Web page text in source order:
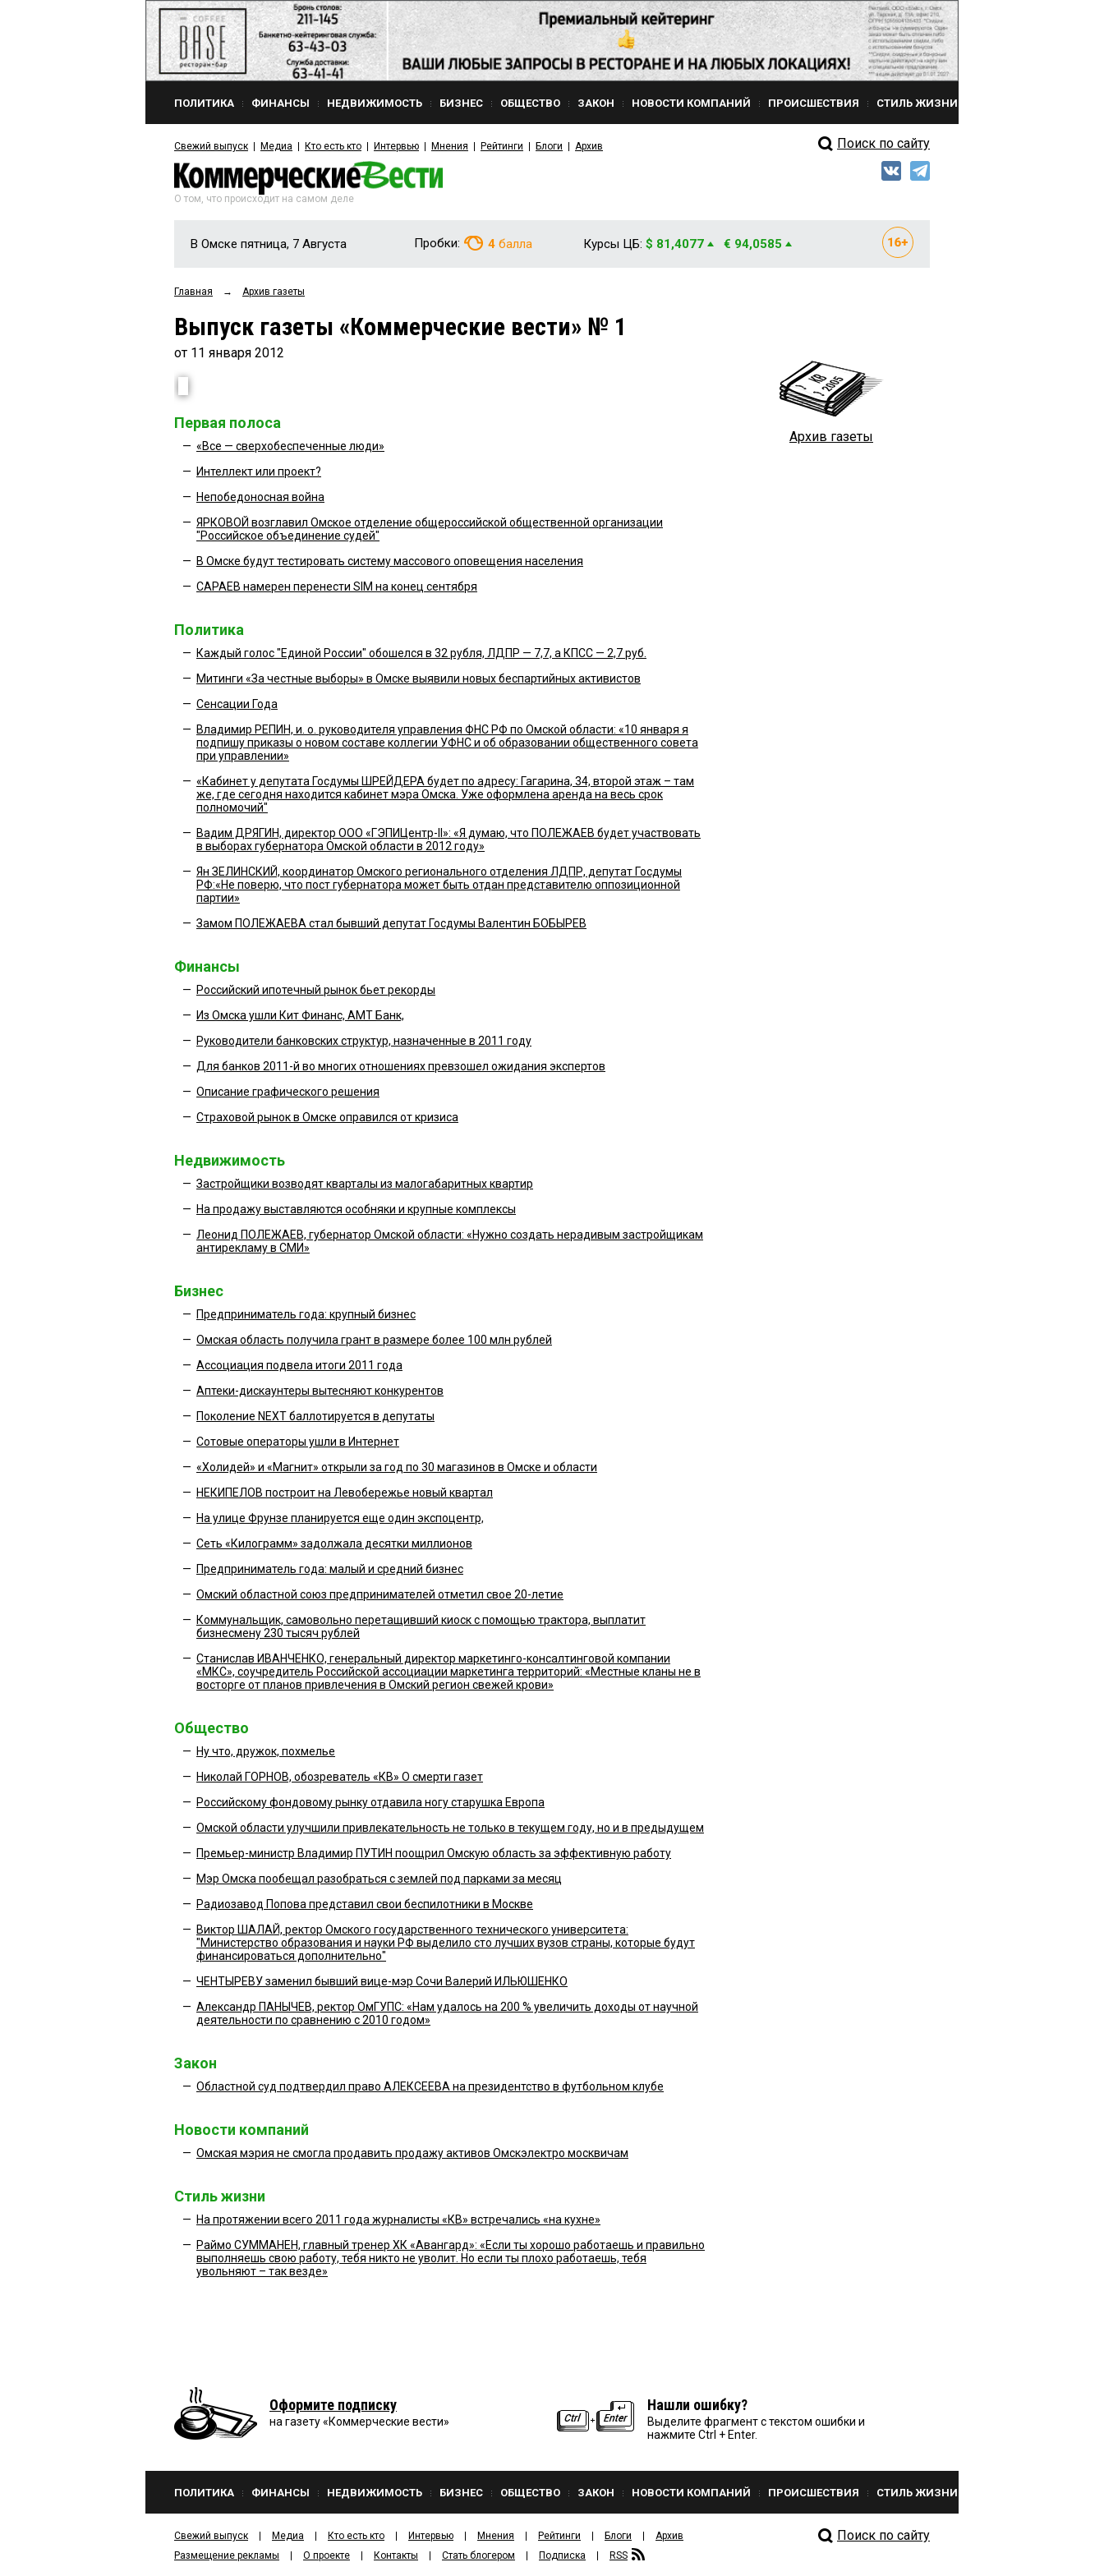
ПОЛИТИКА ФИНАНСЫ НЕДВИЖИМОСТЬ БИЗНЕС ОБЩЕСТВО ЗАКОН НОВОСТИ КОМПАНИЙ ПРОИСШЕСТВИЯ СТИЛЬ ЖИЗНИ
Свежий выпуск Медиа Кто есть кто Интервью Мнения Рейтинги Блоги Архив Поиск по сайту
О том, что происходит на самом деле
В Омске пятница, 7 Августа Пробки: 4 балла Курсы ЦБ: $ 81,4077 € 94,0585
Главная → Архив газеты
Выпуск газеты «Коммерческие вести» № 1
от 11 января 2012
Первая полоса
— «Все — сверхобеспеченные люди»
— Интеллект или проект?
— Непобедоносная война
— ЯРКОВОЙ возглавил Омское отделение общероссийской общественной организации
"Российское объединение судей"
— В Омске будут тестировать систему массового оповещения населения
— САРАЕВ намерен перенести SIM на конец сентября
Политика
— Каждый голос "Единой России" обошелся в 32 рубля, ЛДПР — 7,7, а КПСС — 2,7 руб.
— Митинги «За честные выборы» в Омске выявили новых беспартийных активистов
— Сенсации Года
— Владимир РЕПИН, и. о. руководителя управления ФНС РФ по Омской области: «10 января я
подпишу приказы о новом составе коллегии УФНС и об образовании общественного совета
при управлении»
— «Кабинет у депутата Госдумы ШРЕЙДЕРА будет по адресу: Гагарина, 34, второй этаж – там
же, где сегодня находится кабинет мэра Омска. Уже оформлена аренда на весь срок
полномочий"
— Вадим ДРЯГИН, директор ООО «ГЭПИЦентр-II»: «Я думаю, что ПОЛЕЖАЕВ будет участвовать
в выборах губернатора Омской области в 2012 году»
— Ян ЗЕЛИНСКИЙ, координатор Омского регионального отделения ЛДПР, депутат Госдумы
РФ:«Не поверю, что пост губернатора может быть отдан представителю оппозиционной
партии»
— Замом ПОЛЕЖАЕВА стал бывший депутат Госдумы Валентин БОБЫРЕВ
Финансы
— Российский ипотечный рынок бьет рекорды
— Из Омска ушли Кит Финанс, АМТ Банк,
— Руководители банковских структур, назначенные в 2011 году
— Для банков 2011-й во многих отношениях превзошел ожидания экспертов
— Описание графического решения
— Страховой рынок в Омске оправился от кризиса
Недвижимость
— Застройщики возводят кварталы из малогабаритных квартир
— На продажу выставляются особняки и крупные комплексы
— Леонид ПОЛЕЖАЕВ, губернатор Омской области: «Нужно создать нерадивым застройщикам
антирекламу в СМИ»
Бизнес
— Предприниматель года: крупный бизнес
— Омская область получила грант в размере более 100 млн рублей
— Ассоциация подвела итоги 2011 года
— Аптеки-дискаунтеры вытесняют конкурентов
— Поколение NEXT баллотируется в депутаты
— Сотовые операторы ушли в Интернет
— «Холидей» и «Магнит» открыли за год по 30 магазинов в Омске и области
— НЕКИПЕЛОВ построит на Левобережье новый квартал
— На улице Фрунзе планируется еще один экспоцентр,
— Сеть «Килограмм» задолжала десятки миллионов
— Предприниматель года: малый и средний бизнес
— Омский областной союз предпринимателей отметил свое 20-летие
— Коммунальщик, самовольно перетащивший киоск с помощью трактора, выплатит
бизнесмену 230 тысяч рублей
— Станислав ИВАНЧЕНКО, генеральный директор маркетинго-консалтинговой компании
«МКС», соучредитель Российской ассоциации маркетинга территорий: «Местные кланы не в
восторге от планов привлечения в Омский регион свежей крови»
Общество
— Ну что, дружок, похмелье
— Николай ГОРНОВ, обозреватель «КВ» О смерти газет
— Российскому фондовому рынку отдавила ногу старушка Европа
— Омской области улучшили привлекательность не только в текущем году, но и в предыдущем
— Премьер-министр Владимир ПУТИН поощрил Омскую область за эффективную работу
— Мэр Омска пообещал разобраться с землей под парками за месяц
— Радиозавод Попова представил свои беспилотники в Москве
— Виктор ШАЛАЙ, ректор Омского государственного технического университета:
"Министерство образования и науки РФ выделило сто лучших вузов страны, которые будут
финансироваться дополнительно"
— ЧЕНТЫРЕВУ заменил бывший вице-мэр Сочи Валерий ИЛЬЮШЕНКО
— Александр ПАНЫЧЕВ, ректор ОмГУПС: «Нам удалось на 200 % увеличить доходы от научной
деятельности по сравнению с 2010 годом»
Закон
— Областной суд подтвердил право АЛЕКСЕЕВА на президентство в футбольном клубе
Новости компаний
— Омская мэрия не смогла продавить продажу активов Омскэлектро москвичам
Стиль жизни
— На протяжении всего 2011 года журналисты «КВ» встречались «на кухне»
— Раймо СУММАНЕН, главный тренер ХК «Авангард»: «Если ты хорошо работаешь и правильно
выполняешь свою работу, тебя никто не уволит. Но если ты плохо работаешь, тебя
увольняют – так везде»
Архив газеты
Оформите подписку
на газету «Коммерческие вести»
Нашли ошибку?
Выделите фрагмент с текстом ошибки и
нажмите Ctrl + Enter.
ПОЛИТИКА ФИНАНСЫ НЕДВИЖИМОСТЬ БИЗНЕС ОБЩЕСТВО ЗАКОН НОВОСТИ КОМПАНИЙ ПРОИСШЕСТВИЯ СТИЛЬ ЖИЗНИ
Свежий выпуск Медиа Кто есть кто Интервью Мнения Рейтинги Блоги
Архив
Размещение рекламы
О проекте Контакты Стать блогером Подписка RSS
Поиск по сайту